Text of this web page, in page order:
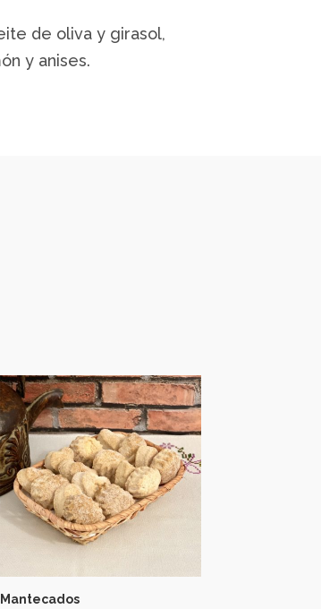
de oliva y girasol,
y anises.
Mantecados